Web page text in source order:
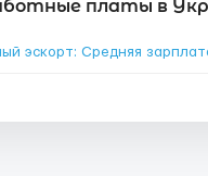
платы в
эскорт: Средняя